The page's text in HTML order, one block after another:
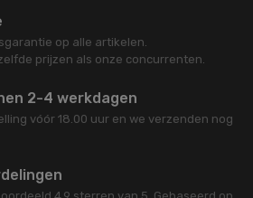
op alle artikelen.
prijzen als onze concurrenten.
2-4 werkdagen
vóór 18.00 uur en we verzenden nog